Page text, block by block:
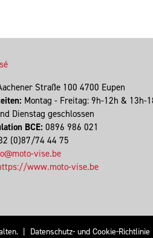
Straße 100 4700 Eupen
Montag - Freitag: 9h-12h & 13h-
Dienstag geschlossen
BCE: 0896 986 021
(0)87/74 44 75
vise.be
www.moto-vise.be
Datenschutz- und Cookie-Richtlinie